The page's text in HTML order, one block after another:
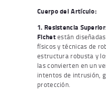
Cuerpo del Artículo:
1. Resistencia
Fichetestán
físicos y técnicas de
estructura robusta y
las convierten en un
intentos de intrusión,
protección.